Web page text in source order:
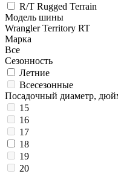
R/T Rugged Terrain
Модель шины
Wrangler Territory RT
Марка
Все
Сезонность
Летние
Всесезонные
Посадочный диаметр,
15
16
17
18
19
20